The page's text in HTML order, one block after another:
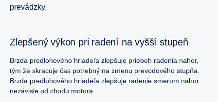
prevádzky.
Zlepšený výkon pri radení na vyšší stupeň
Brzda predlohového hriadeľa zlepšuje priebeh radenia nahor,
tým že skracuje čas potrebný na zmenu prevodového stupňa.
Brzda predlohového hriadeľa zlepšuje radenie smerom nahor
nezávisle od chodu motora.